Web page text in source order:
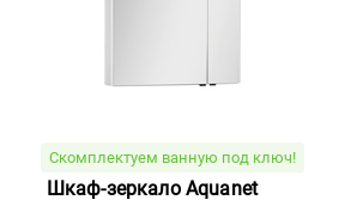
Скомплектуем ванную под ключ!
Шкаф-зеркало Aquanet